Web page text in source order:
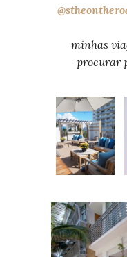
minhas
procurar